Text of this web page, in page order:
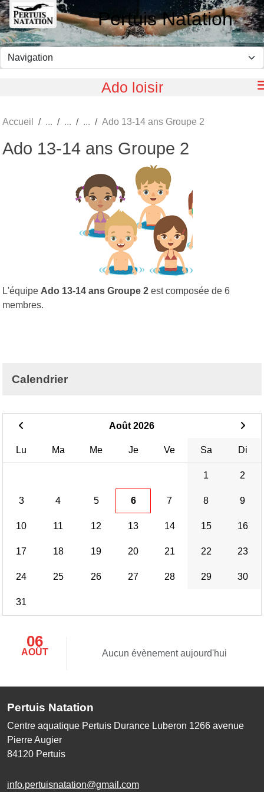
Pertuis Natation
Ado loisir
Accueil Ado 13-14 ans Groupe 2
Ado 13-14 ans Groupe 2
L'équipe Ado 13-14 ans Groupe 2 est composée de 6
membres.
Calendrier
Août 2026
Lu Ma Me Je Ve Sa Di
1 2
3 4 5 6 7 8 9
10 11 12 13 14 15 16
17 18 19 20 21 22 23
24 25 26 27 28 29 30
31
06
AOÛT Aucun évènement aujourd'hui
Pertuis Natation
Centre aquatique Pertuis Durance Luberon 1266 avenue
Pierre Augier
84120 Pertuis
info.pertuisnatation@gmail.com
Panneau de gestion des cookies